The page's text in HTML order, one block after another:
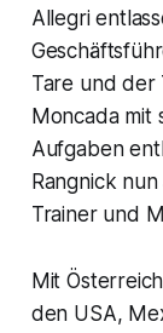
Allegri
Tare und der
Moncada
Aufgaben
Rangnick
Trainer und
Mit
den USA,